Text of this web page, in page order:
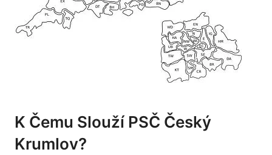
K Čemu Slouží PSČ Český
Krumlov?